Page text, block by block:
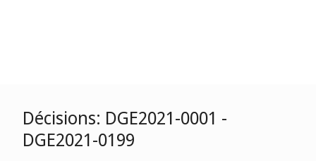
Décisions: DGE2021-0001 -
DGE2021-0199